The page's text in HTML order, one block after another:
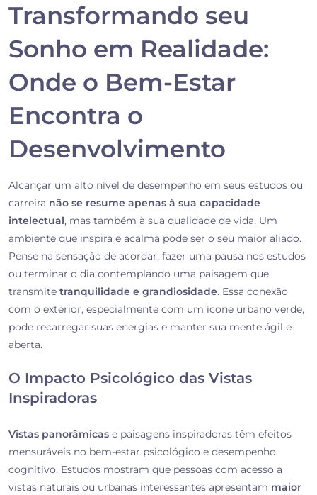
Transformando seu
Sonho em Realidade:
Onde o Bem-Estar
Encontra o
Desenvolvimento
Alcançar um alto nível de desempenho em seus estudos ou
carreira não se resume apenas à sua capacidade
intelectual, mas também à sua qualidade de vida. Um
ambiente que inspira e acalma pode ser o seu maior aliado.
Pense na sensação de acordar, fazer uma pausa nos estudos
ou terminar o dia contemplando uma paisagem que
transmite tranquilidade e grandiosidade. Essa conexão
com o exterior, especialmente com um ícone urbano verde,
pode recarregar suas energias e manter sua mente ágil e
aberta.
O Impacto Psicológico das Vistas
Inspiradoras
Vistas panorâmicas e paisagens inspiradoras têm efeitos
mensuráveis no bem-estar psicológico e desempenho
cognitivo. Estudos mostram que pessoas com acesso a
vistas naturais ou urbanas interessantes apresentam maior